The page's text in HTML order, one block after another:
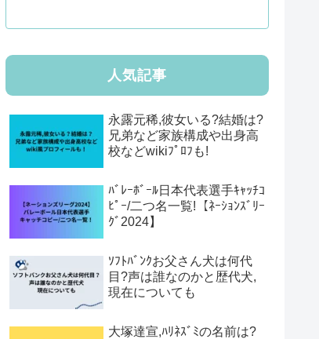
人気記事
永露元稀,彼女いる?結婚は?
兄弟など家族構成や出身高
校などwikiﾌﾟﾛﾌも!
ﾊﾞﾚｰﾎﾞｰﾙ日本代表選手ｷｬｯﾁｺ
ﾋﾟｰ/二つ名一覧!【ﾈｰｼｮﾝｽﾞﾘｰ
ｸﾞ2024】
ｿﾌﾄﾊﾞﾝｸお父さん犬は何代
目?声は誰なのかと歴代犬,
現在についても
大塚達宣,ﾊﾘﾈｽﾞﾐの名前は?